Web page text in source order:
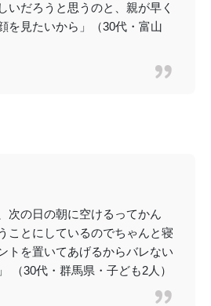
いだろうと思うのと、親が早く
を見たいから」（30代・富山
次の日の朝に空けるってかん
ことにしているのでちゃんと寝
トを置いてあげるからバレない
（30代・群馬県・子ども2人）